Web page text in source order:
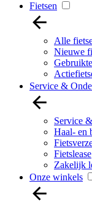
Fietsen
Alle
Nieuwe
Service &
Service
Haal- en
Fietslease
Zakelijk
Onze winkels